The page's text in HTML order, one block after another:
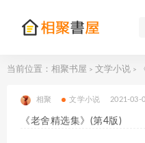
当前位置： 相聚书屋 > 文学小说 >
相聚 文学小说 2021-03-
《老舍精选集》(第4版)